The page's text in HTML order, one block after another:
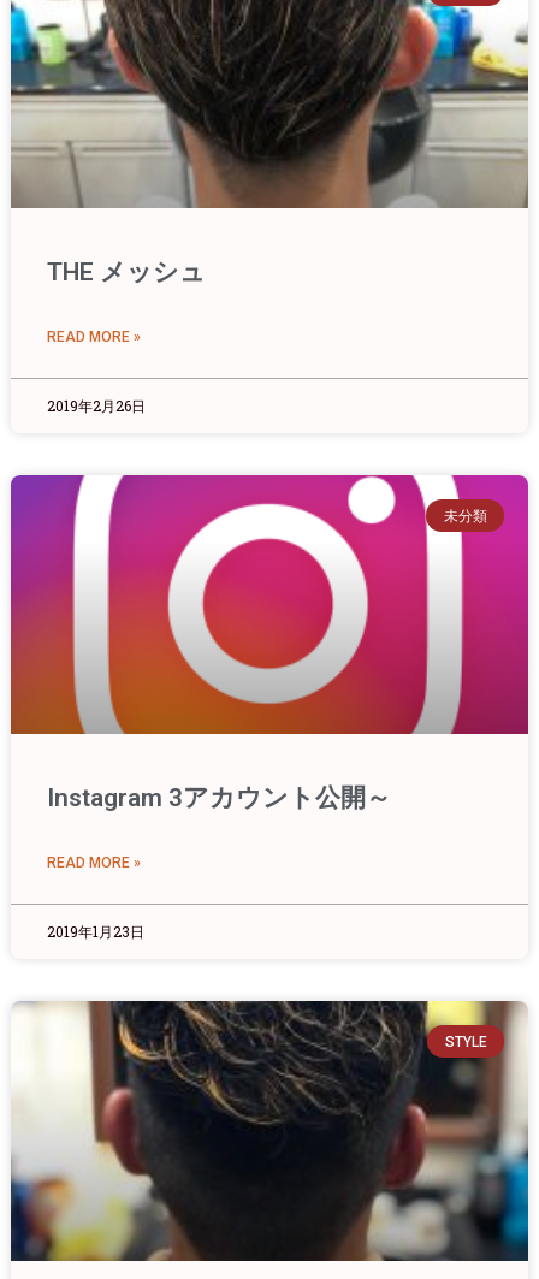
THE メッシュ
READ MORE »
2019年2月26日
未分類
Instagram 3アカウント公開～
READ MORE »
2019年1月23日
STYLE